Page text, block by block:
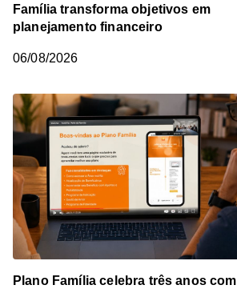
Família transforma objetivos em
planejamento financeiro
06/08/2026
Plano Família celebra três anos com